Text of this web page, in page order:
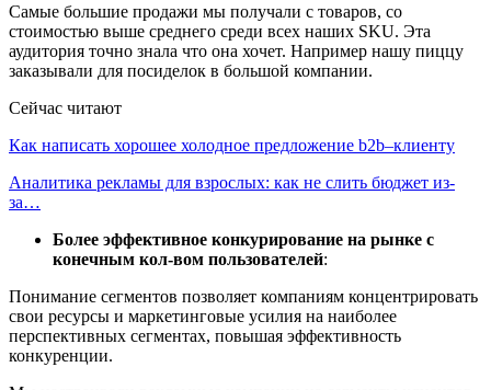
Самые большие продажи мы получали с товаров, со
стоимостью выше среднего среди всех наших SKU. Эта
аудитория точно знала что она хочет. Например нашу пиццу
заказывали для посиделок в большой компании.
Сейчас читают
Как написать хорошее холодное предложение b2b–клиенту
Аналитика рекламы для взрослых: как не слить бюджет из-
за…
Более эффективное конкурирование на рынке с
конечным кол-вом пользователей:
Понимание сегментов позволяет компаниям концентрировать
свои ресурсы и маркетинговые усилия на наиболее
перспективных сегментах, повышая эффективность
конкуренции.